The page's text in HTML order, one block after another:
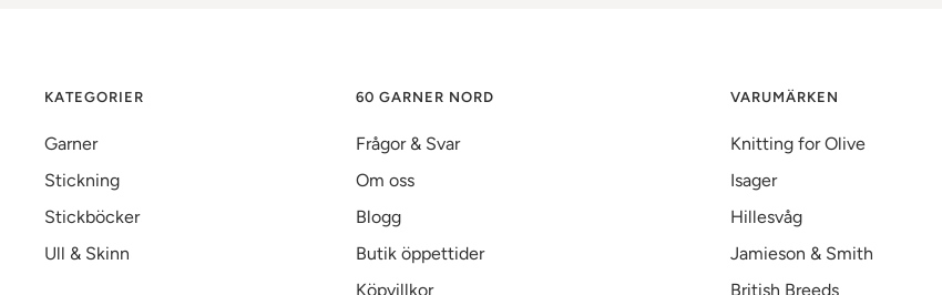
KATEGORIER
Garner
Stickning
Stickböcker
Ull & Skinn
60 GARNER NORD
Frågor & Svar
Om oss
Blogg
Butik öppettider
Köpvillkor
VARUMÄRKEN
Knitting for Olive
Isager
Hillesvåg
Jamieson & Smith
British Breeds